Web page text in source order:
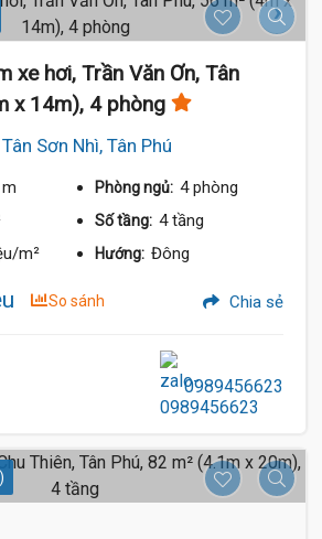
xe hơi, Trần Văn Ơn, Tân
x 14m), 4 phòng
Sơn Nhì, Tân Phú
Phòng ngủ: 4 phòng
Số tầng: 4 tầng
m² Hướng: Đông
So sánh Chia sẻ
0989456623